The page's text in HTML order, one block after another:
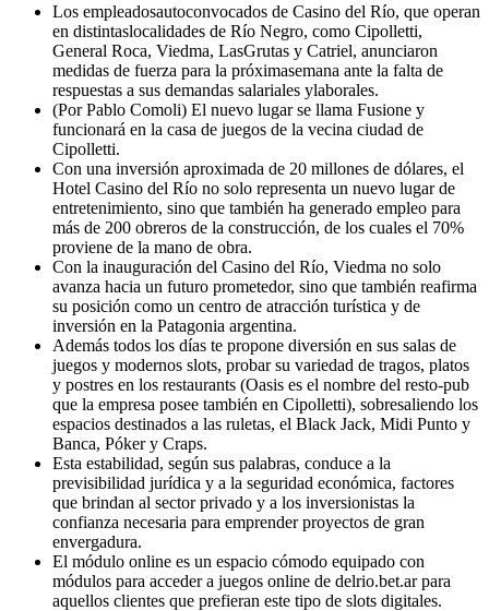
Los empleadosautoconvocados de Casino del Río, que operan
en distintaslocalidades de Río Negro, como Cipolletti,
General Roca, Viedma, LasGrutas y Catriel, anunciaron
medidas de fuerza para la próximasemana ante la falta de
respuestas a sus demandas salariales ylaborales.
(Por Pablo Comoli) El nuevo lugar se llama Fusione y
funcionará en la casa de juegos de la vecina ciudad de
Cipolletti.
Con una inversión aproximada de 20 millones de dólares, el
Hotel Casino del Río no solo representa un nuevo lugar de
entretenimiento, sino que también ha generado empleo para
más de 200 obreros de la construcción, de los cuales el 70%
proviene de la mano de obra.
Con la inauguración del Casino del Río, Viedma no solo
avanza hacia un futuro prometedor, sino que también reafirma
su posición como un centro de atracción turística y de
inversión en la Patagonia argentina.
Además todos los días te propone diversión en sus salas de
juegos y modernos slots, probar su variedad de tragos, platos
y postres en los restaurants (Oasis es el nombre del resto-pub
que la empresa posee también en Cipolletti), sobresaliendo los
espacios destinados a las ruletas, el Black Jack, Midi Punto y
Banca, Póker y Craps.
Esta estabilidad, según sus palabras, conduce a la
previsibilidad jurídica y a la seguridad económica, factores
que brindan al sector privado y a los inversionistas la
confianza necesaria para emprender proyectos de gran
envergadura.
El módulo online es un espacio cómodo equipado con
módulos para acceder a juegos online de delrio.bet.ar para
aquellos clientes que prefieran este tipo de slots digitales.